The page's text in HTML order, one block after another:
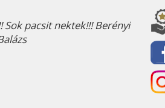
Sok pacsit nektek!!! Berényi